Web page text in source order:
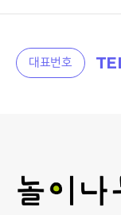
대표번호